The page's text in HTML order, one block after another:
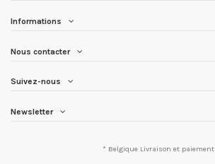
Informations
Nous contacter
Suivez-nous
Newsletter
* Belgique Livraison et paiement